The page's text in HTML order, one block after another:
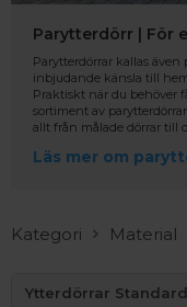
Parytterdörr | För
Parytterdörrar kallas
inbjudande känsla till
Praktiskt när du behöver
sortiment av
allt från målade dörrar till
Läs mer om
Kategori Material
Ytterdörrar Standard